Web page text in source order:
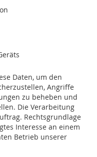
Daten, um den
Angriffe
zu beheben und
Die Verarbeitung
Rechtsgrundlage
Interesse an einem
Betrieb unserer